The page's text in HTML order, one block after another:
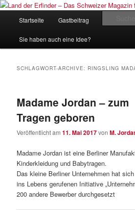
Zum
wechseln
Zum
wechselnLand der Erfinder –
Startseite Gastbeitrag
Sie haben auch eine Idee?
SCHLAGWORT-ARCHIVE: RINGSLING
Madame Jordan – zum
Tragen geboren
Veröffentlicht am11. Mai 2017vonM.
Madame Jordan ist eine Berliner
Kinderkleidung und Babytragen.
Das kleine Berliner Unternehmen hat
ins Lebens gerufenen Initiative
200 andere Bewerber durchgesetzt